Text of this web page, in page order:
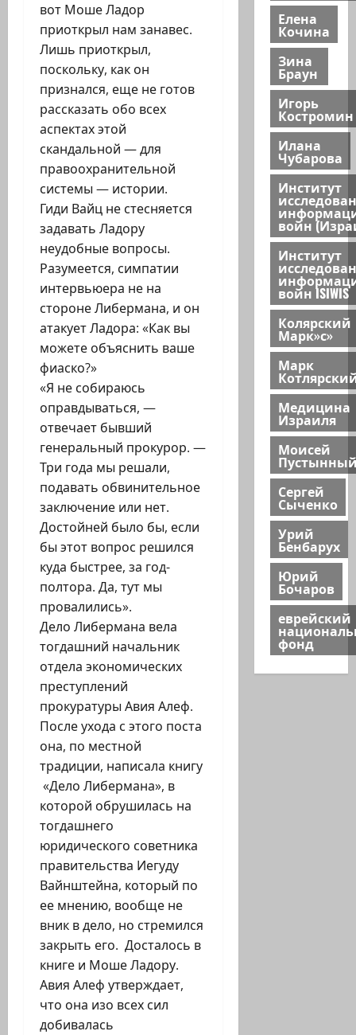
вот Моше Ладор
приоткрыл нам занавес.
Лишь приоткрыл,
поскольку, как он
признался, еще не готов
рассказать обо всех
аспектах этой
скандальной — для
правоохранительной
системы — истории.
Гиди Вайц не стесняется
задавать Ладору
неудобные вопросы.
Разумеется, симпатии
интервьюера не на
стороне Либермана, и он
атакует Ладора: «Как вы
можете объяснить ваше
фиаско?»
«Я не собираюсь
оправдываться, —
отвечает бывший
генеральный прокурор. —
Три года мы решали,
подавать обвинительное
заключение или нет.
Достойней было бы, если
бы этот вопрос решился
куда быстрее, за год-
полтора. Да, тут мы
провалились».
Дело Либермана вела
тогдашний начальник
отдела экономических
преступлений
прокуратуры Авия Алеф.
После ухода с этого поста
она, по местной
традиции, написала книгу
«Дело Либермана», в
которой обрушилась на
тогдашнего
юридического советника
правительства Иегуду
Вайнштейна, который по
ее мнению, вообще не
вник в дело, но стремился
закрыть его. Досталось в
книге и Моше Ладору.
Авия Алеф утверждает,
что она изо всех сил
добивалась
Елена
Кочина
Зина
Браун
Игорь
Костромин
Илана
Чубарова
Институт
войн
Институт
войн ISIWIS
Колярский
Марк»с»
Марк
Медицина
Израиля
Моисей
Сергей
Сыченко
Урий
Бенбарух
Юрий
Бочаров
еврейский
фонд